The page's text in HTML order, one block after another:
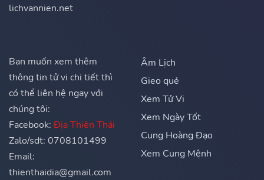
lichvannien.net
Bạn muốn xem thêm
thông tin tử vi chi tiết thì
có thể liên hệ ngay với
chúng tôi:
Facebook: Địa Thiên Thái
Zalo/sdt: 0708101499
Email:
thienthaidia@gmail.com
Âm Lịch
Gieo quẻ
Xem Tử Vi
Xem Ngày Tốt
Cung Hoàng Đạo
Xem Cung Mệnh